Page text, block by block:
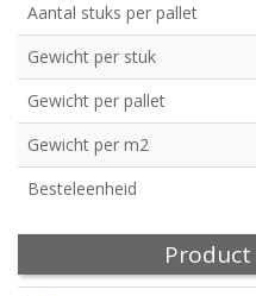
Aantal stuks per pallet
Gewicht per stuk
Gewicht per pallet
Gewicht per m2
Besteleenheid